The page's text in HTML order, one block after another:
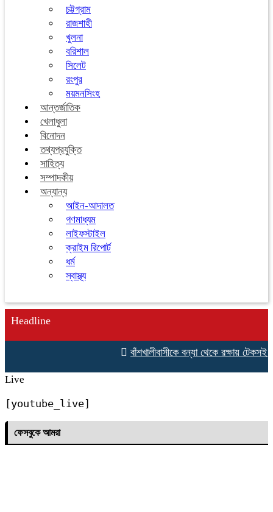
চট্টগ্রাম
রাজশাহী
খুলনা
বরিশাল
সিলেট
রংপুর
ময়মনসিংহ
আন্তর্জাতিক
খেলাধুলা
বিনোদন
তথ্যপ্রযুক্তি
সাহিত্য
সম্পাদকীয়
অন্যান্য
আইন-আদালত
গণমাধ্যম
লাইফস্টাইল
ক্রাইম রিপোর্ট
ধর্ম
স্বাস্থ্য
Headline
বাঁশখালীবাসীকে বন্যা থেকে রক্ষায় টেকসই
Live
[youtube_live]
ফেসবুকে আমরা